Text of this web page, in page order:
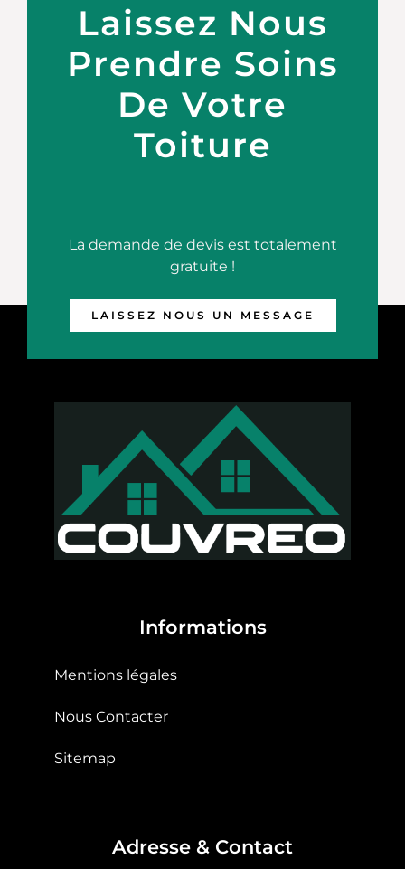
Laissez Nous
Prendre Soins
De Votre
Toiture
La demande de devis est totalement
gratuite !
LAISSEZ NOUS UN MESSAGE
Informations
Mentions légales
Nous Contacter
Sitemap
Adresse & Contact